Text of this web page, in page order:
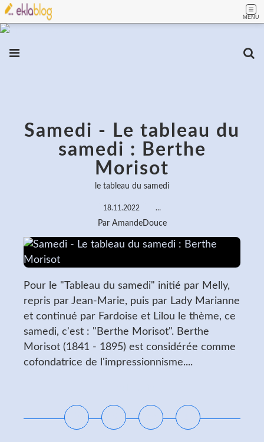
MENU
Samedi - Le tableau du
samedi : Berthe
Morisot
le tableau du samedi
18.11.2022 …
Par AmandeDouce
Pour le "Tableau du samedi" initié par Melly,
repris par Jean-Marie, puis par Lady Marianne
et continué par Fardoise et Lilou le thème, ce
samedi, c'est : "Berthe Morisot". Berthe
Morisot (1841 - 1895) est considérée comme
cofondatrice de l'impressionnisme....